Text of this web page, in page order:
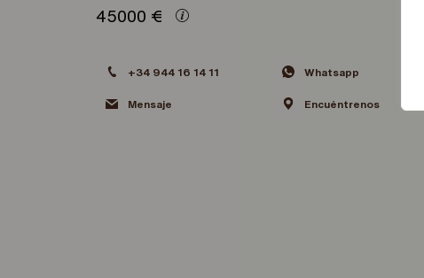
45000 €
+34 944 16 14 11 Whatsapp
Mensaje Encuéntrenos